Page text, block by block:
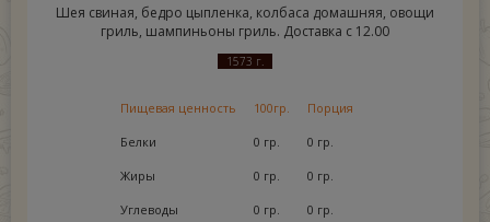
Шея свиная, бедро цыпленка, колбаса домашняя, овощи
гриль, шампиньоны гриль. Доставка с 12.00
1573 г.
Пищевая ценность 100гр. Порция
Белки 0 гр. 0 гр.
Жиры 0 гр. 0 гр.
Углеводы 0 гр. 0 гр.